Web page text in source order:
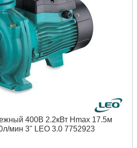
закрытого типа, воздушного
в обмотку термозащитой
Медь
Керамика/графит
Только для чистой воды без
(песка, глины, извести и.д.)
патрубка DN1, " (дюйм):
технополимер
перекачиваемой жидкости,
400В 2.2кВт Hmax 17.5м
мин 3" LEO 3.0 7752923